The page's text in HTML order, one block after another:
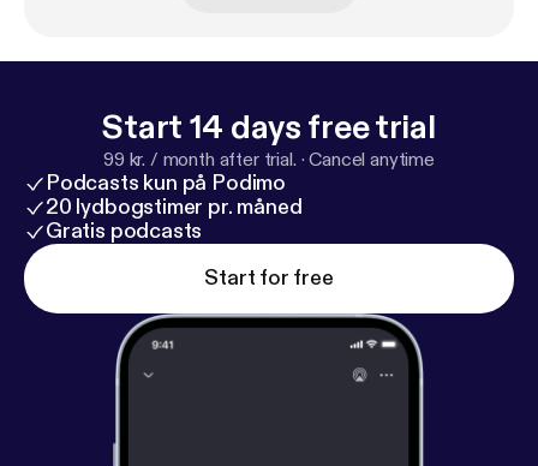
play y prepárate para una conversación honesta
Hosted on Acast. See acast.com/privacy [https://ac
ast.com/privacy] for more information.
Start 14 days free trial
99 kr. / month after trial. ·Cancel anytime
Podcasts kun på Podimo
20 lydbogstimer pr. måned
Gratis podcasts
Start for free